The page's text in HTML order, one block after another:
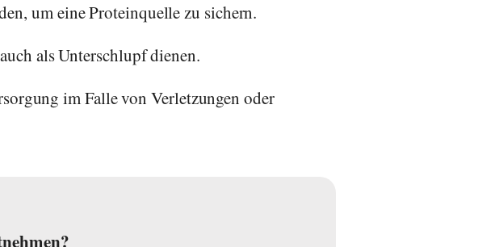
um eine Proteinquelle zu sichern.
als Unterschlupf dienen.
im Falle von Verletzungen oder